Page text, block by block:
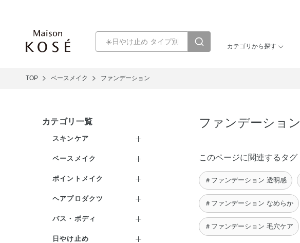
カテゴリから探す
TOP ベースメイク ファンデーション
ファンデーション
カテゴリ一覧
スキンケア
クレンジング
洗顔料
化粧水
乳液
クリーム
ベースメイク
ファンデーション
化粧下地
フェイスパウダー
コントロールカラー
ポイントメイク
口紅・リキッドルージュ
アイシャドウ
アイライナー
ヘアプロダクツ
シャンプー
ヘアパック・コンディショ
バス・ボディ
ボディ洗浄料
日やけ止め
このページに関連するタグ
＃ファンデーション 透明感
＃ファンデーション なめらか
＃ファンデーション 毛穴ケア